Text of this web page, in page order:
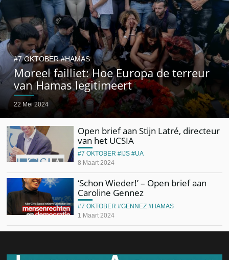
Moreel failliet: Hoe Europa de terreur
van Hamas legitimeert
22 Mei 2024
7 OKTOBER HAMAS
Open brief aan Stijn Latré, directeur
van het UCSIA
8 Maart 2024
7 OKTOBER IJS UA
‘Schon Wieder!’ – Open brief aan
Caroline Gennez
1 Maart 2024
7 OKTOBER GENNEZ HAMAS